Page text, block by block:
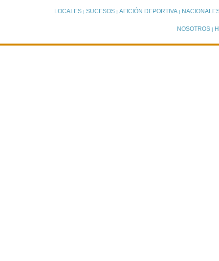
LOCALES| SUCESOS| AFICIÓN DEPORTIVA|
NOSOTROS |